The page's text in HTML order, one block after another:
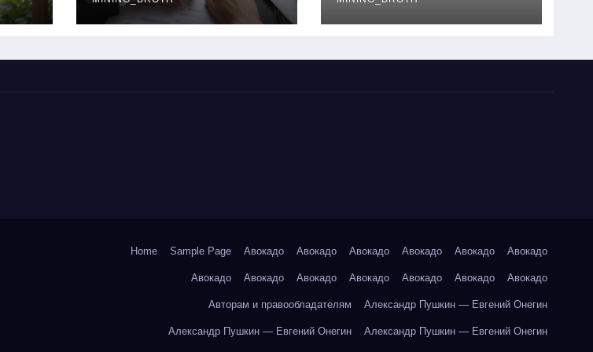
ставки и
требования к
руководство
Home Sample Page Авокадо Авокадо Авокадо Авокадо Авокадо Авокадо
Авокадо Авокадо Авокадо Авокадо Авокадо Авокадо Авокадо
Авторам и правообладателям Александр Пушкин — Евгений Онегин
Александр Пушкин — Евгений Онегин Александр Пушкин — Евгений Онегин